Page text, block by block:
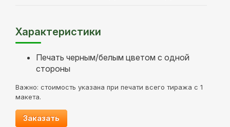
Характеристики
Печать черным/белым цветом с одной
стороны
Важно: стоимость указана при печати всего тиража с 1
макета.
Заказать